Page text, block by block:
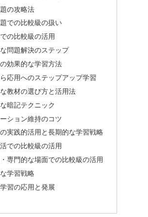
の攻略法
での比較級の扱い
の比較級の活用
問題解決のステップ
効果的な学習方法
応用へのステップアップ学習
教材の選び方と活用法
暗記テクニック
ション維持のコツ
実践的活用と長期的な学習戦略
での比較級の活用
専門的な場面での比較級の活用
学習戦略
習の応用と発展